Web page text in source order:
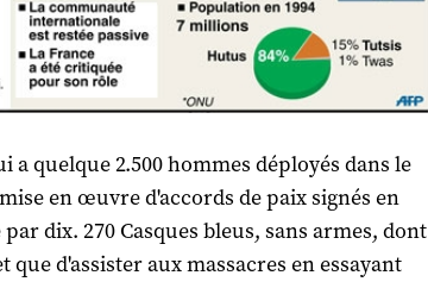
a quelque 2.500 hommes déployés dans le
en œuvre d'accords de paix signés en
dix. 270 Casques bleus, sans armes, dont
d'assister aux massacres en essayant